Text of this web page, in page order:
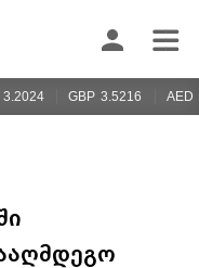
3.2024 GBP 3.5216 AED